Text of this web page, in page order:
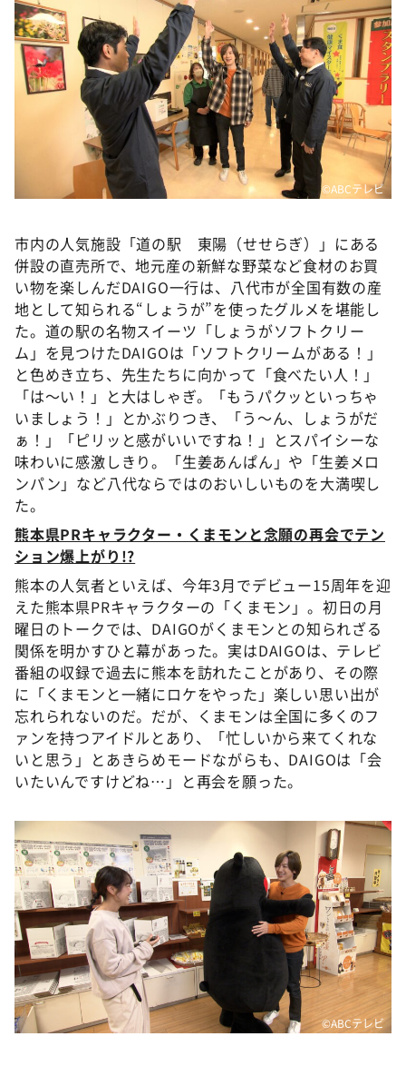
©ABCテレビ
市内の人気施設「道の駅 東陽（せせらぎ）」にある
併設の直売所で、地元産の新鮮な野菜など食材のお買
い物を楽しんだDAIGO一行は、八代市が全国有数の産
地として知られる“しょうが”を使ったグルメを堪能し
た。道の駅の名物スイーツ「しょうがソフトクリー
ム」を見つけたDAIGOは「ソフトクリームがある！」
と色めき立ち、先生たちに向かって「食べたい人！」
「は〜い！」と大はしゃぎ。「もうパクッといっちゃ
いましょう！」とかぶりつき、「う〜ん、しょうがだ
ぁ！」「ピリッと感がいいですね！」とスパイシーな
味わいに感激しきり。「生姜あんぱん」や「生姜メロ
ンパン」など八代ならではのおいしいものを大満喫し
た。
熊本県PRキャラクター・くまモンと念願の再会でテン
ション爆上がり!?
熊本の人気者といえば、今年3月でデビュー15周年を迎
えた熊本県PRキャラクターの「くまモン」。初日の月
曜日のトークでは、DAIGOがくまモンとの知られざる
関係を明かすひと幕があった。実はDAIGOは、テレビ
番組の収録で過去に熊本を訪れたことがあり、その際
に「くまモンと一緒にロケをやった」楽しい思い出が
忘れられないのだ。だが、くまモンは全国に多くのフ
ァンを持つアイドルとあり、「忙しいから来てくれな
いと思う」とあきらめモードながらも、DAIGOは「会
いたいんですけどね…」と再会を願った。
©ABCテレビ